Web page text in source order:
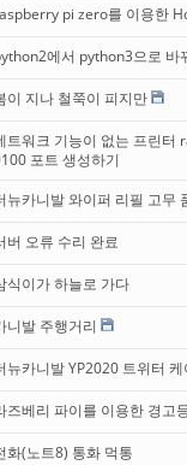
pi zero를 이용한
에서 python3으로 바
이 지나 철쭉이 피지만
트워크 기능이 없는 프린터
포트 생성하기
뉴카니발 와이퍼 리필 고무
버 오류 수리 완료
식이가 하늘로 가다
니발 주행거리
뉴카니발 YP2020 트위터 케
즈베리 파이를 이용한 경고
화(노트8) 통화 먹통